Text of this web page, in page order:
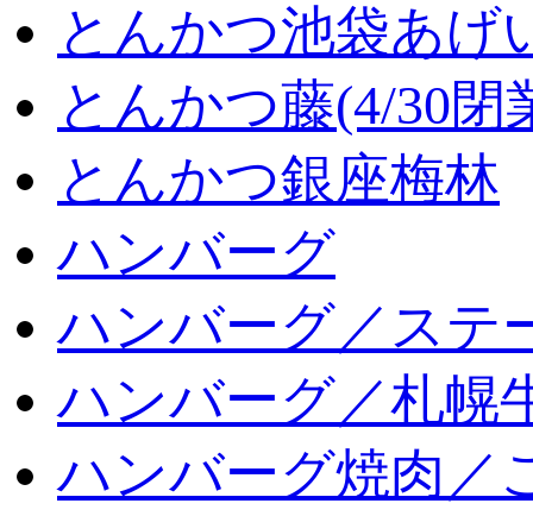
とんかつ池袋あげ
とんかつ藤(4/30閉
とんかつ銀座梅林
ハンバーグ
ハンバーグ／ステ
ハンバーグ／札幌
ハンバーグ焼肉／